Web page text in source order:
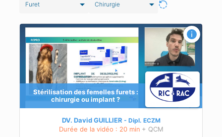
Furet Chirurgie
Stérilisation des femelles furets :
chirurgie ou implant ?
DV. David GUILLIER Dipl. ECZM
Durée de la vidéo : 20 min + QCM